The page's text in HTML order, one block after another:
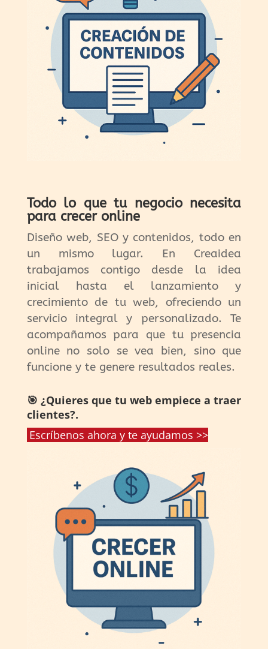
Todo lo que tu negocio necesita
para crecer online
Diseño web, SEO y contenidos, todo en
un mismo lugar. En Creaidea
trabajamos contigo desde la idea
inicial hasta el lanzamiento y
crecimiento de tu web, ofreciendo un
servicio integral y personalizado. Te
acompañamos para que tu presencia
online no solo se vea bien, sino que
funcione y te genere resultados reales.
🎯 ¿Quieres que tu web empiece a traer
clientes?.
Escríbenos ahora y te ayudamos >>